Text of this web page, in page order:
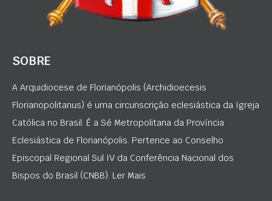
SOBRE
A Arquidiocese de Florianópolis (Archidioecesis
Florianopolitanus) é uma circunscrição eclesiástica da Igreja
Católica no Brasil. É a Sé Metropolitana da Província
Eclesiástica de Florianópolis. Pertence ao Conselho
Episcopal Regional Sul IV da Conferência Nacional dos
Bispos do Brasil (CNBB). Ler Mais